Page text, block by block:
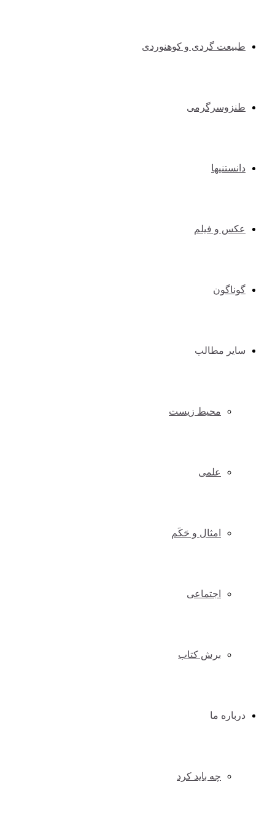
طبیعت گردی و کوهنوردی
طنزوسرگرمی
دانستنیها
عکس و فیلم
گوناگون
سایر مطالب
محیط زیست
علمی
امثال و حَکَم
اجتماعی
برش کتاب
درباره ما
چه باید کرد